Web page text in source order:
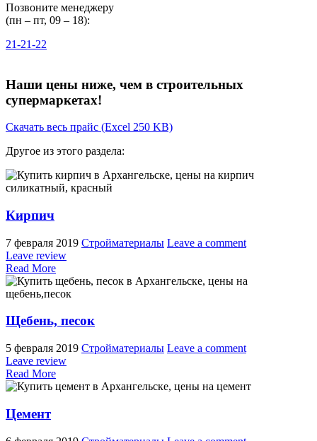
Позвоните менеджеру
(пн – пт, 09 – 18):
21-21-22
Наши цены ниже, чем в строительных
супермаркетах!
Скачать весь прайс (Excel 250 KB)
Другое из этого раздела:
Кирпич
7 февраля 2019 Стройматериалы Leave a comment
Leave review
Read More
Щебень, песок
5 февраля 2019 Стройматериалы Leave a comment
Leave review
Read More
Цемент